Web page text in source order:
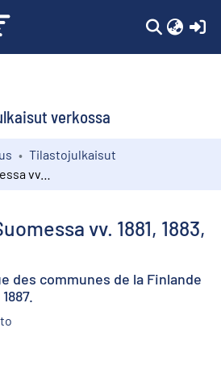
verkossa
Tilastojulkaisut
vv. 1881, 1883,
des communes de la Finlande